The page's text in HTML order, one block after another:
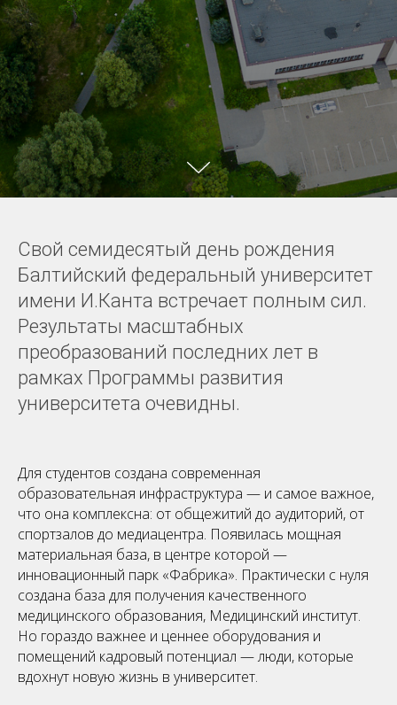
Свой семидесятый день рождения
Балтийский федеральный университет
имени И.Канта встречает полным сил.
Результаты масштабных
преобразований последних лет в
рамках Программы развития
университета очевидны.
Для студентов создана современная
образовательная инфраструктура — и самое важное,
что она комплексна: от общежитий до аудиторий, от
спортзалов до медиацентра. Появилась мощная
материальная база, в центре которой —
инновационный парк «Фабрика». Практически с нуля
создана база для получения качественного
медицинского образования, Медицинский институт.
Но гораздо важнее и ценнее оборудования и
помещений кадровый потенциал — люди, которые
вдохнут новую жизнь в университет.